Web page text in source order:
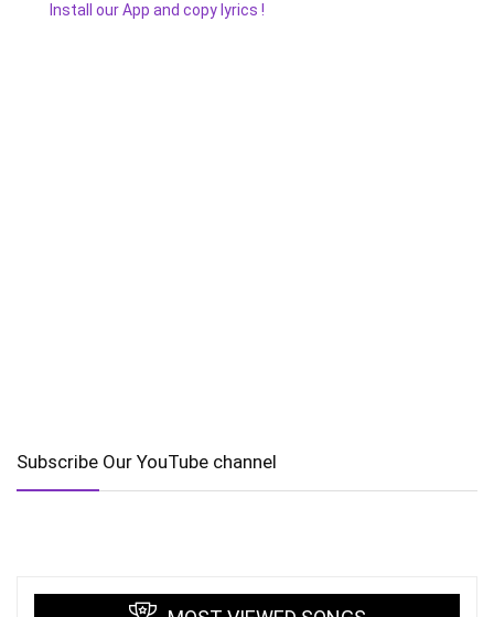
Install our App and copy lyrics !
Subscribe Our YouTube channel